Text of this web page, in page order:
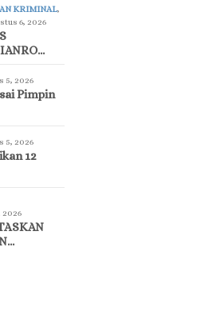
KRIMINAL,
6, 2026
5, 2026
Pimpin
5, 2026
12
2026